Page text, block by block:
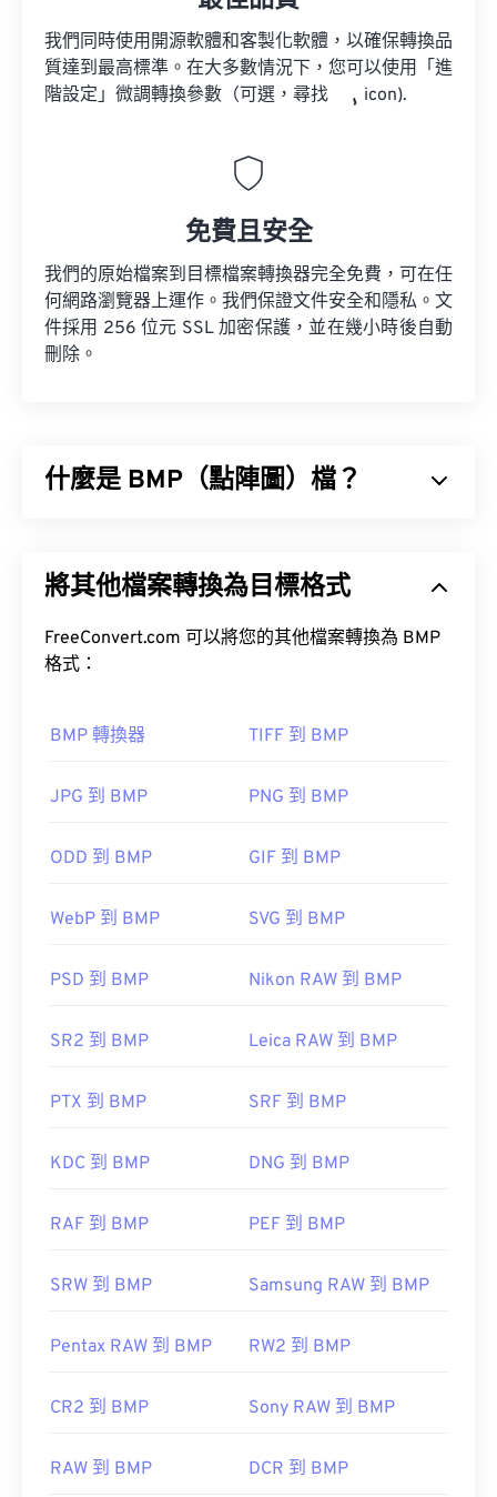
我們同時使用開源軟體和客製化軟體，以確保轉換品
質達到最高標準。在大多數情況下，您可以使用「進
階設定」微調轉換參數（可選，尋找
icon).
免費且安全
我們的原始檔案到目標檔案轉換器完全免費，可在任
何網路瀏覽器上運作。我們保證文件安全和隱私。文
件採用 256 位元 SSL 加密保護，並在幾小時後自動
刪除。
什麼是 BMP（點陣圖）檔？
柵格圖形的點陣資料結構，該結構決定了影像的色彩
缺乏壓縮，BMP 檔案通常很大。
BMP 檔案可以是設備相關的，也可以是設備無關
Microsoft Paint
DIB
立 BMP 文件，例如
Adobe Illustrator。
CorelDRAW
Apple Photos ColorStrokes
初始發布日期：
1985 年 11 月 20 日
https://en.wikipedia.org/wiki/BMP_file_format
us/windows/win32/gdi/bitmaps
將其他檔案轉換為目標格式
FreeConvert.com 可以將您的其他檔案轉換為 BMP
格式：
BMP 轉換器 TIFF 到 BMP
JPG 到 BMP PNG 到 BMP
ODD 到 BMP GIF 到 BMP
WebP 到 BMP SVG 到 BMP
PSD 到 BMP Nikon RAW 到 BMP
SR2 到 BMP Leica RAW 到 BMP
PTX 到 BMP SRF 到 BMP
KDC 到 BMP DNG 到 BMP
RAF 到 BMP PEF 到 BMP
SRW 到 BMP Samsung RAW 到 BMP
Pentax RAW 到 BMP RW2 到 BMP
CR2 到 BMP Sony RAW 到 BMP
RAW 到 BMP DCR 到 BMP